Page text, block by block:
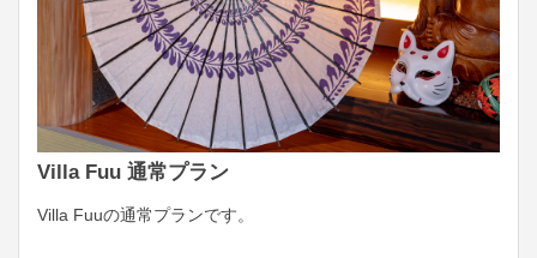
Villa Fuu 通常プラン
Villa Fuuの通常プランです。